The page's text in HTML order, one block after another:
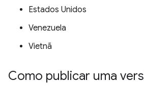
Estados Unidos
Venezuela
Vietnã
Como publicar uma